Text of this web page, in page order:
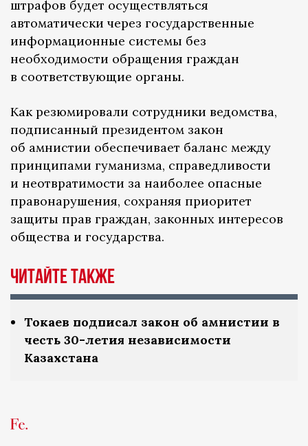
штрафов будет осуществляться
автоматически через государственные
информационные системы без
необходимости обращения граждан
в соответствующие органы.
Как резюмировали сотрудники ведомства,
подписанный президентом закон
об амнистии обеспечивает баланс между
принципами гуманизма, справедливости
и неотвратимости за наиболее опасные
правонарушения, сохраняя приоритет
защиты прав граждан, законных интересов
общества и государства.
Читайте также
Токаев подписал закон об амнистии в
честь 30-летия независимости
Казахстана